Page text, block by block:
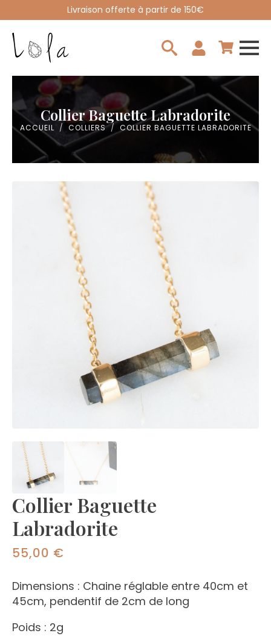
Livraison offerte à partir de 150€
Collier Baguette Labradorite
ACCUEIL COLLIERS COLLIER BAGUETTE LABRADORITE
Collier Baguette
Labradorite
55,00 €
Dimensions : Chaine réglable entre 40cm et
45cm, pendentif de 2cm de long
Poids : 2g